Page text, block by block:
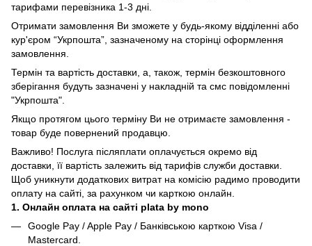
тарифами перевізника 1-3 дні.
Отримати замовлення Ви зможете у будь-якому відділенні або
кур'єром “Укрпошта”, зазначеному на сторінці оформлення
замовлення.
Термін та вартість доставки, а, також, термін безкоштовного
зберігання будуть зазначені у накладній та смс повідомленні
"Укрпошта".
Якщо протягом цього терміну Ви не отримаєте замовлення -
товар буде повернений продавцю.
Важливо! Послуга післяплати оплачується окремо від
доставки, її вартість залежить від тарифів служби доставки.
Щоб уникнути додаткових витрат на комісію радимо проводити
оплату на сайті, за рахунком чи карткою онлайн.
1. Онлайн оплата на сайті plata by mono
Google Pay / Apple Pay / Банківською карткою Visa /
Mastercard.